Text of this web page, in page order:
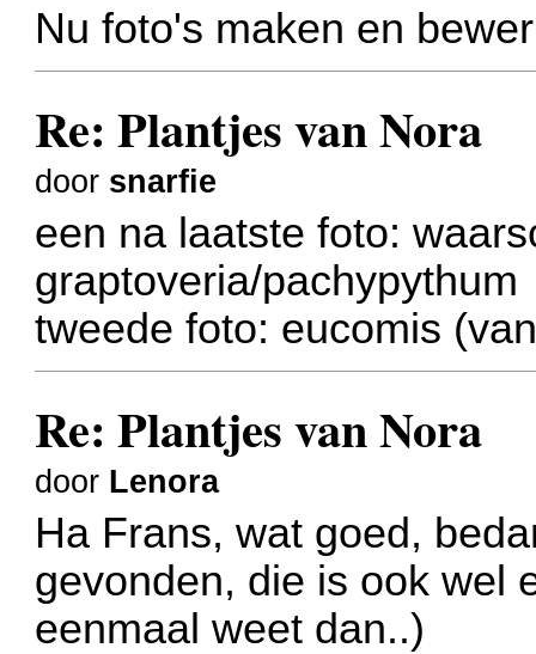
Nu foto's maken en
Re: Plantjes van Nora
door snarfie
een na laatste foto:
graptoveria/pachypythum
tweede foto: eucomis
Re: Plantjes van Nora
door Lenora
Ha Frans, wat goed,
gevonden, die is ook wel
eenmaal weet dan..)